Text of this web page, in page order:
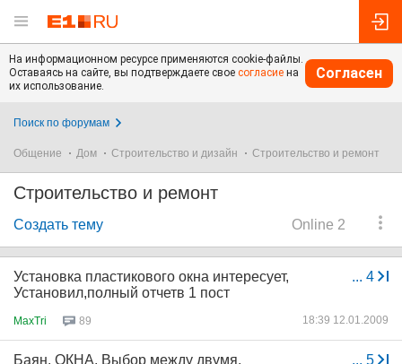
На информационном ресурсе применяются cookie-файлы.
Оставаясь на сайте, вы подтверждаете свое согласие на
их использование.
Согласен
Поиск по форумам
Общение Дом Строительство и дизайн Строительство и ремонт
Строительство и ремонт
Online 2
Создать тему
... 4
Установка пластикового окна интересует,
Установил,полный отчетв 1 пост
MaxTri 89 18:39 12.01.2009
... 5
Баян. ОКНА. Выбор между двумя.